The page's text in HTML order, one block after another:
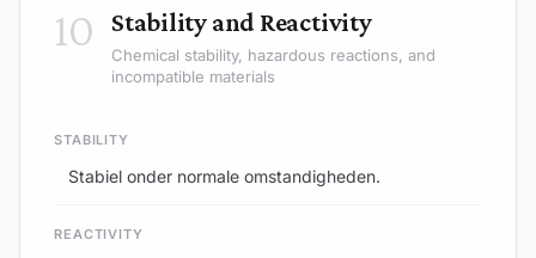
10 Stability and Reactivity
Chemical stability, hazardous reactions, and
incompatible materials
STABILITY
Stabiel onder normale omstandigheden.
REACTIVITY